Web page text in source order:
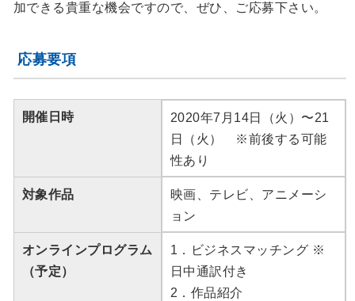
加できる貴重な機会ですので、ぜひ、ご応募下さい。
応募要項
開催日時
2020年7月14日（火）〜21
日（火） ※前後する可能
性あり
対象作品
映画、テレビ、アニメーシ
ョン
オンラインプログラム
（予定）
1．ビジネスマッチング ※
日中通訳付き
2．作品紹介